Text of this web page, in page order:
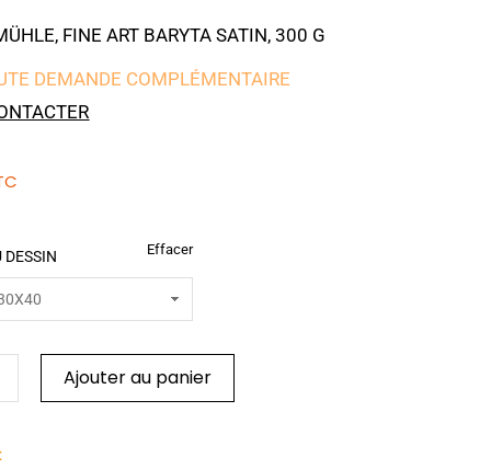
FINE ART BARYTA SATIN, 300 G
DEMANDE COMPLÉMENTAIRE
DESSIN Effacer
Ajouter au panier